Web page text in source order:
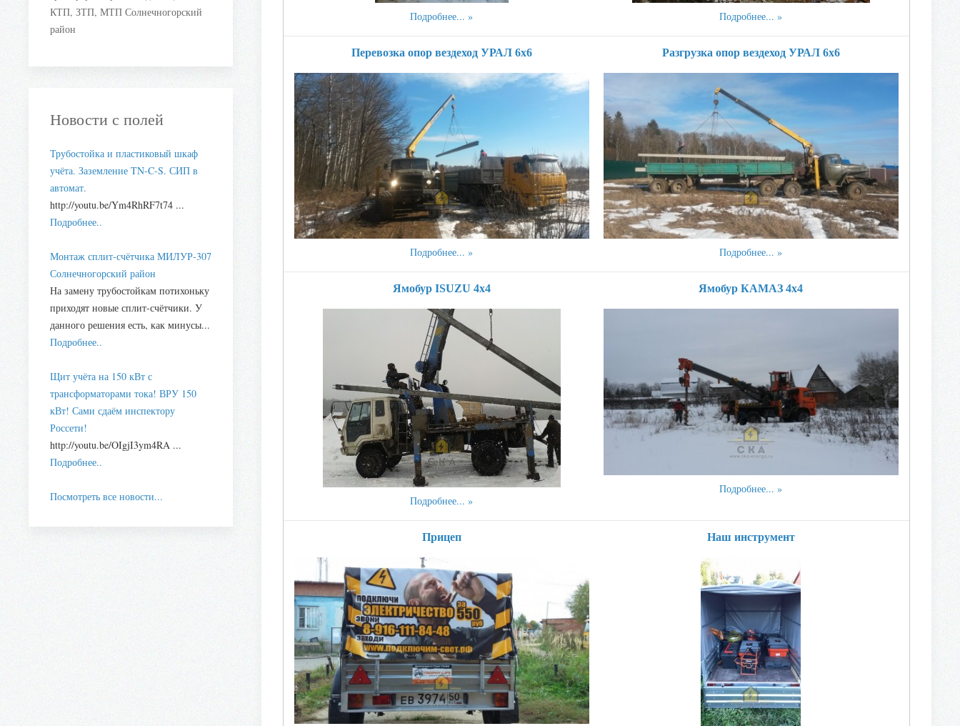
Подробнее... Подробнее...
Перевозка опор вездеход УРАЛ 6х6
Подробнее...
Разгрузка опор вездеход УРАЛ 6х6
Подробнее...
Ямобур ISUZU 4х4
Подробнее...
Ямобур КАМАЗ 4х4
Подробнее...
Прицеп Наш инструмент
КТП, ЗТП, МТП Солнечногорский
район
Новости с полей
Трубостойка и пластиковый шкаф
учёта. Заземление TN-C-S. СИП в
автомат.
http://youtu.be/Ym4RhRF7t74 ...
Подробнее..
Монтаж сплит-счётчика МИЛУР-307
Солнечногорский район
На замену трубостойкам потихоньку
приходят новые сплит-счётчики. У
данного решения есть, как минусы...
Подробнее..
Щит учёта на 150 кВт с
трансформаторами тока! ВРУ 150
кВт! Сами сдаём инспектору
Россети!
http://youtu.be/OIgjI3ym4RA ...
Подробнее..
Посмотреть все новости...